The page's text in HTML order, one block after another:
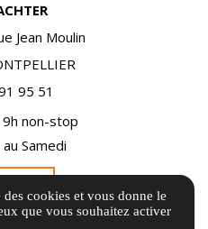
Jean Moulin
95 51
non-stop
Samedi
des cookies et vous donne le
que vous souhaitez activer